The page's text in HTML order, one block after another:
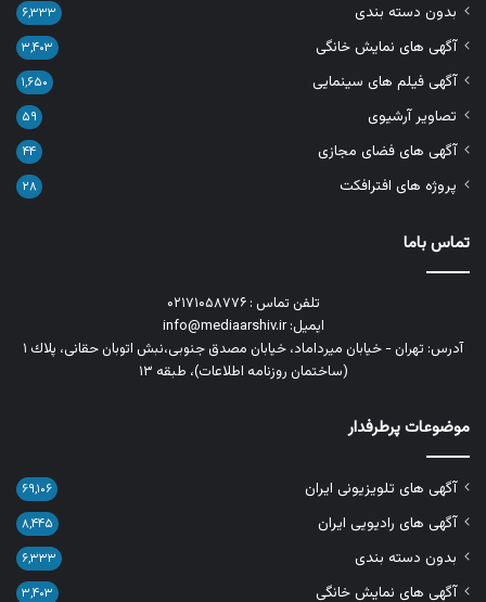
بدون دسته بندی ۶,۳۳۳
آگهی های نمایش خانگی ۳,۴۰۳
آگهی فیلم های سینمایی ۱,۶۵۰
تصاویر آرشیوی ۵۹
آگهی های فضای مجازی ۴۴
پروژه های افترافکت ۲۸
تماس باما
تلفن تماس : ۰۲۱۷۱۰۵۸۷۷۶
ایمیل: info@mediaarshiv.ir
آدرس: تهران - خیابان میرداماد، خیابان مصدق جنوبی،نبش اتوبان حقانی، پلاك ١
(ساختمان روزنامه اطلاعات)، طبقه ۱۳
موضوعات پرطرفدار
آگهی های تلویزیونی ایران ۶۹,۱۰۶
آگهی های رادیویی ایران ۸,۴۴۵
بدون دسته بندی ۶,۳۳۳
آگهی های نمایش خانگی ۳,۴۰۳